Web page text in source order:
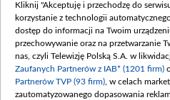
Procedura
Kliknij "Akceptuję i przechodzę do
korzystanie z technologii
dostęp do informacji na Twoim
przechowywanie oraz na przetwarzanie
nas, czyli Telewizję Polską S.A. w
Zaufanych Partnerów z IAB* (1201 firm)
Partnerów TVP (93 firm) , w celach
zautomatyzowanego dopasowania